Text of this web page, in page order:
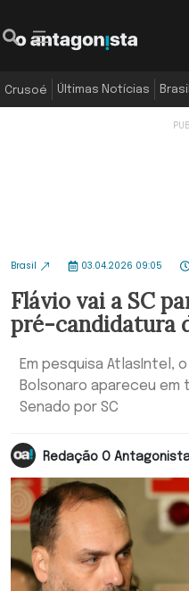
Crusoé Últimas Notícias Brasil
Brasil 03.04.2026 09:05
Flávio vai a SC
pré-candidatura
Em pesquisa AtlasIntel,
Bolsonaro apareceu
Senado por SC
Redação O